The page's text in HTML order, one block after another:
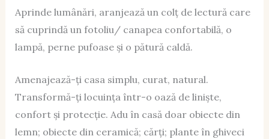
Aprinde lumânări, aranjează un colț de lectură care
să cuprindă un fotoliu/ canapea confortabilă, o
lampă, perne pufoase și o pătură caldă.
Amenajează-ți casa simplu, curat, natural.
Transformă-ți locuința într-o oază de liniște,
confort și protecție. Adu în casă doar obiecte din
lemn; obiecte din ceramică; cărți; plante în ghiveci